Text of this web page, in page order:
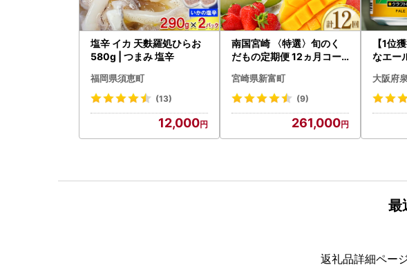
塩辛 イカ 天麩羅処ひらお
580g | つまみ 塩辛
福岡県須恵町
(13)
12,000
南国宮崎 〈特選〉旬のく
だもの定期便 12ヵ月コー
宮崎県新富町
(9)
261,000
【1位
なエー
大阪府
最
返礼品詳細ペー